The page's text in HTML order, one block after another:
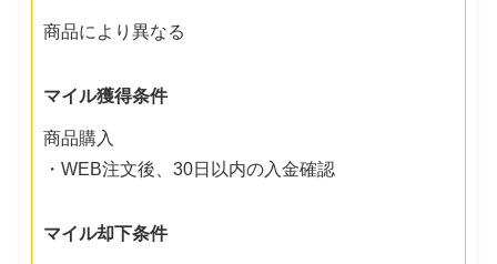
商品により異なる
マイル獲得条件
商品購入
・WEB注文後、30日以内の入金確認
マイル却下条件